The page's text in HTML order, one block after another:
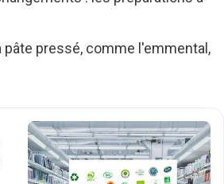
pressé, comme l'emmental,